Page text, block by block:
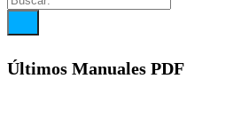
Últimos Manuales PDF